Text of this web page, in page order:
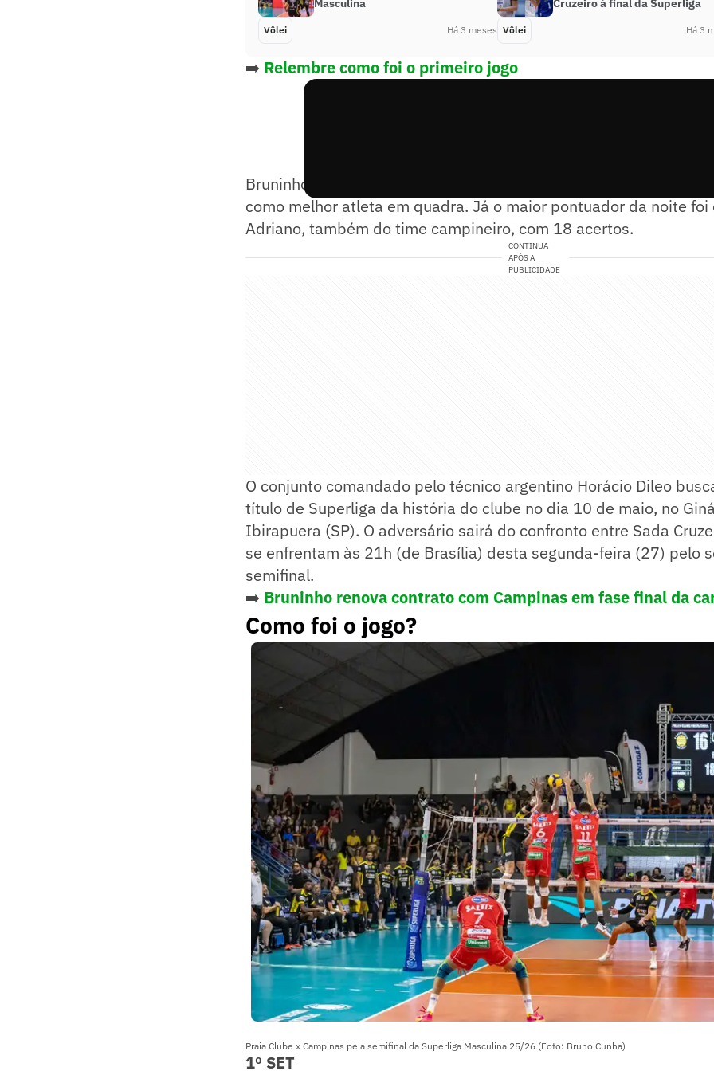
Masculina
Vôlei Há 3 meses
Cruzeiro à final da Superliga
Vôlei Há 3
➡️ Relembre como foi o primeiro jogo
Bruninho, levantador e capitão do Campinas, foi escolhido em
como melhor atleta em quadra. Já o maior pontuador da noite
Adriano, também do time campineiro, com 18 acertos.
CONTINUA
APÓS A
PUBLICIDADE
O conjunto comandado pelo técnico argentino Horácio Dileo
título de Superliga da história do clube no dia 10 de maio, no
Ibirapuera (SP). O adversário sairá do confronto entre Sada
se enfrentam às 21h (de Brasília) desta segunda-feira (27) pelo
semifinal.
➡️ Bruninho renova contrato com Campinas em fase final da
Como foi o jogo?
Praia Clube x Campinas pela semifinal da Superliga Masculina 25/26 (Foto: Bruno Cunha)
1º SET